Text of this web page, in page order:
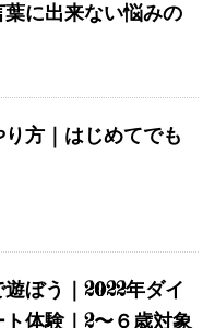
葉に出来ない悩みの
方｜はじめてでも
ぼう｜2022年ダイ
体験｜2〜６歳対象